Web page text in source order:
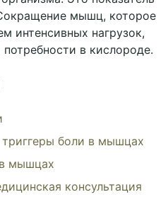
мышц, которое
интенсивных нагрузок,
в кислороде.
боли в мышцах
мышцах
консультация